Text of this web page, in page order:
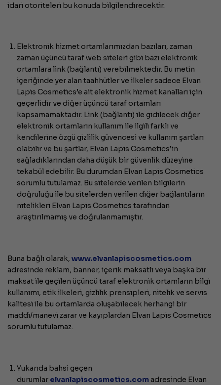
idari otoriteleri bu konuda bilgilendirecektir.
Elektronik hizmet ortamlarımızdan bazıları, zaman
zaman üçüncü taraf web siteleri gibi bazı elektronik
ortamlara link (bağlantı) verebilmektedir. Bu metin
içeriğinde yer alan taahhütler ve ilkeler sadece Elvan
Lapis Cosmetics’e ait elektronik hizmet kanalları için
geçerlidir ve diğer üçüncü taraf ortamları
kapsamamaktadır. Link (bağlantı) ile gidilecek diğer
elektronik ortamların kullanım ile ilgili farklı ve
kendilerine özgü gizlilik güvencesi ve kullanım şartları
olabilir ve bu şartlar, Elvan Lapis Cosmetics’in
sağladıklarından daha düşük bir güvenlik düzeyine
tekabül edebilir. Bu durumdan Elvan Lapis Cosmetics
sorumlu tutulamaz. Bu sitelerde verilen bilgilerin
doğruluğu ile bu sitelerden verilen diğer bağlantıların
nitelikleri Elvan Lapis Cosmetics tarafından
araştırılmamış ve doğrulanmamıştır.
Buna bağlı olarak, www.elvanlapiscosmetics.com
adresinde reklam, banner, içerik maksatlı veya başka bir
maksat ile geçilen üçüncü taraf elektronik ortamların bilgi
kullanımı, etik ilkeleri, gizlilik prensipleri, nitelik ve servis
kalitesi ile bu ortamlarda oluşabilecek herhangi bir
maddi/manevi zarar ve kayıplardan Elvan Lapis Cosmetics
sorumlu tutulamaz.
Yukarıda bahsi geçen
durumlar elvanlapiscosmetics.comadresinde Elvan